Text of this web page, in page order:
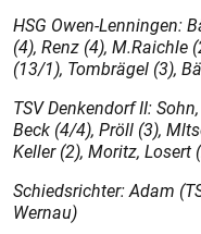
HSG Owen-Lenningen:
(4), Renz (4), M.Raichle
(13/1), Tombrägel (3),
TSV Denkendorf II:
Beck (4/4), Pröll (3),
Keller (2), Moritz, Losert
Schiedsrichter: Adam
Wernau)